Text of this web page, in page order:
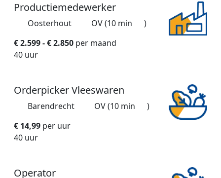
Productiemedewerker
Oosterhout OV (10 min
)
€ 2.599 - € 2.850 per maand
40 uur
Orderpicker Vleeswaren
Barendrecht OV (10 min
)
€ 14,99 per uur
40 uur
Operator